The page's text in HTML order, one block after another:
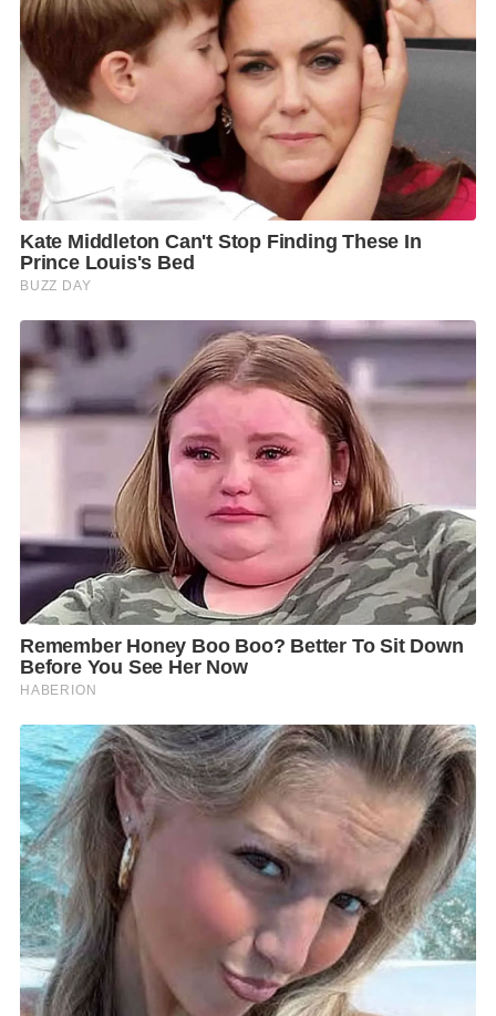
เจ้าพระยา) ระดับน้ำห่างจากหลังคันป้องกันน้ำท่วมนิคมฯ
ประมาณ 1.70 เมตร โดยมีปริมาณอัตราการระบายน้ำอยู่
ที่ 3,218 ลูกบาศก์เมตรต่อวินาที
“ทั้ง 3 นิคมฯ ยังมีศักยภาพในการรับมือและป้องกัน
สถานการณ์น้ำท่วมได้เป็นอย่างดี แต่การยกระดับการ
เตือนภัยนั้นเพื่อเป็นการเฝ้าระวัง เตรียมความพร้อม และ
เป็นการไม่ประมาท เพื่อรองรับสถานการณ์ฉุกเฉินที่อาจ
เกิดขึ้นได้ตลอดเวลา โดยทั้ง 3 นิคมฯ มีการตรวจวัดระดับ
น้ำอย่างต่อเนื่อง รวมถึงมีการตรวจสอบอุปกรณ์เครื่องสูบ
ระบายน้ำให้พร้อมใช้งานตลอดเวลา
นอกจากนี้ ยังมีการพร่องน้ำรักษาระดับไว้ที่ประมาณร้อย
ละ 50 ตามสถานการณ์ปัจจุบัน ขณะเดียวกันได้ให้ทั้ง 3 นิ
คมฯ ตรวจสอบความมั่นคงแข็งแรงของคันป้องกันน้ำท่วม
รอบนิคมฯ เป็นประจำด้วย รวมทั้งติดตามการพยากรณ์
อากาศ ระดับน้ำ การระบายน้ำจากเขื่อนต่างๆ จาก
กรมชลประทานอย่างต่อเนื่อง ทั้งนี้ มั่นใจว่ามาตรการที่
ดำเนินการทั้งหมดจะสามารถรับมือกับสถานการณ์
อุทกภัยได้อย่างมีประสิทธิภาพ เพื่อส่งผลกระทบต่อ
ชุมชนรอบนิคมฯและผู้ประกอบการให้น้อยที่สุด โดย
กนอ.พร้อมดูแลชุมชนที่ได้รับผลกระทบเป็นอย่างดี” นาย
วีริศ กล่าว